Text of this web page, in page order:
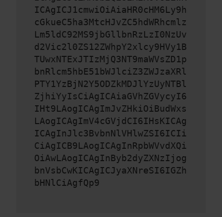
ICAgICJ1cmwiOiAiaHR0cHM6Ly9h
cGkueC5ha3MtcHJvZC5hdWRhcmlz
Lm5ldC92MS9jbGllbnRzLzI0NzUv
d2Vic2l0ZS12ZWhpY2xlcy9HVy1B
TUwxNTExJTIzMjQ3NT9maWVsZD1p
bnRlcm5hbE51bWJlciZ3ZWJzaXRl
PTY1YzBjN2Y5ODZkMDJlYzUyNTBl
ZjhiYyIsCiAgICAiaGVhZGVycyI6
IHt9LAogICAgImJvZHkiOiBudWxs
LAogICAgImV4cGVjdCI6IHsKICAg
ICAgInJlc3BvbnNlVHlwZSI6ICIi
CiAgICB9LAogICAgInRpbWVvdXQi
OiAwLAogICAgInByb2dyZXNzIjog
bnVsbCwKICAgICJyaXNreSI6IGZh
bHNlCiAgfQp9